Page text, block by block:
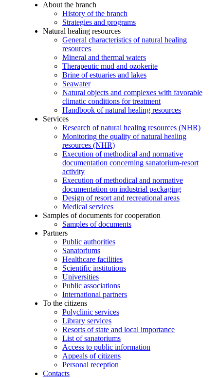
About the branch
History of the branch
Strategies and programs
Natural healing resources
General characteristics of natural healing
resources
Mineral and thermal waters
Therapeutic mud and ozokerite
Brine of estuaries and lakes
Seawater
Natural objects and complexes with favorable
climatic conditions for treatment
Handbook of natural healing resources
Services
Research of natural healing resources (NHR)
Monitoring the quality of natural healing
resources (NHR)
Execution of methodical and normative
documentation concerning sanatorium-resort
activity
Execution of methodical and normative
documentation on industrial packaging
Design of resort and recreational areas
Medical services
Samples of documents for cooperation
Samples of documents
Partners
Public authorities
Sanatoriums
Healthcare facilities
Scientific institutions
Universities
Public associations
International partners
To the citizens
Polyclinic services
Library services
Resorts of state and local importance
List of sanatoriums
Access to public information
Appeals of citizens
Personal reception
Contacts